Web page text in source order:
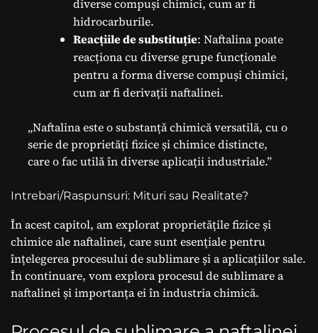
diverse compuși chimici, cum ar fi
hidrocarburile.
Reacțiile de substituție: Naftalina poate
reacționa cu diverse grupe funcționale
pentru a forma diverse compuși chimici,
cum ar fi derivații naftalinei.
„Naftalina este o substanță chimică versatilă, cu o
serie de proprietăți fizice și chimice distincte,
care o fac utilă în diverse aplicații industriale.”
Intrebari/Raspunsuri: Mituri sau Realitate?
În acest capitol, am explorat proprietățile fizice și
chimice ale naftalinei, care sunt esențiale pentru
înțelegerea procesului de sublimare și a aplicațiilor sale.
În continuare, vom explora procesul de sublimare a
naftalinei și importanța ei în industria chimică.